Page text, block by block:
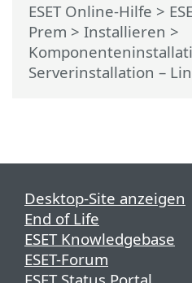
ESET Online-Hilfe >
Prem > Installieren >
Serverinstallation –
Desktop-Site anzeigen
End of Life
ESET Knowledgebase
ESET-Forum